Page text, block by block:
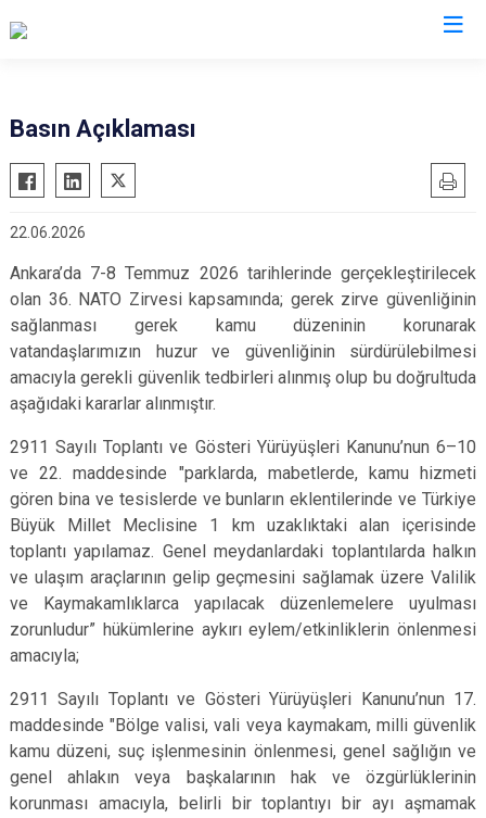
Basın Açıklaması
22.06.2026
Ankara’da 7-8 Temmuz 2026 tarihlerinde gerçekleştirilecek
olan 36. NATO Zirvesi kapsamında; gerek zirve güvenliğinin
sağlanması gerek kamu düzeninin korunarak
vatandaşlarımızın huzur ve güvenliğinin sürdürülebilmesi
amacıyla gerekli güvenlik tedbirleri alınmış olup bu doğrultuda
aşağıdaki kararlar alınmıştır.
2911 Sayılı Toplantı ve Gösteri Yürüyüşleri Kanunu’nun 6–10
ve 22. maddesinde "parklarda, mabetlerde, kamu hizmeti
gören bina ve tesislerde ve bunların eklentilerinde ve Türkiye
Büyük Millet Meclisine 1 km uzaklıktaki alan içerisinde
toplantı yapılamaz. Genel meydanlardaki toplantılarda halkın
ve ulaşım araçlarının gelip geçmesini sağlamak üzere Valilik
ve Kaymakamlıklarca yapılacak düzenlemelere uyulması
zorunludur” hükümlerine aykırı eylem/etkinliklerin önlenmesi
amacıyla;
2911 Sayılı Toplantı ve Gösteri Yürüyüşleri Kanunu’nun 17.
maddesinde "Bölge valisi, vali veya kaymakam, milli güvenlik
kamu düzeni, suç işlenmesinin önlenmesi, genel sağlığın ve
genel ahlakın veya başkalarının hak ve özgürlüklerinin
korunması amacıyla, belirli bir toplantıyı bir ayı aşmamak